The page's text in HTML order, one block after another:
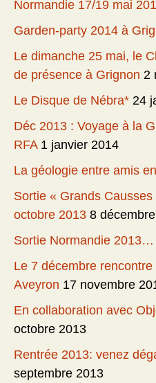
Normandie 17/19 mai
Garden-party 2014 à
Le dimanche 25 mai, le
de présence à Grignon 2
Le Disque de Nébra* 24
Déc 2013 : Voyage à la
RFA 1 janvier 2014
La géologie entre amis
Sortie « Grands
octobre 2013 8
Sortie Normandie 2013…
Le 7 décembre
Aveyron 17 novembre
En collaboration avec
octobre 2013
Rentrée 2013: venez
septembre 2013